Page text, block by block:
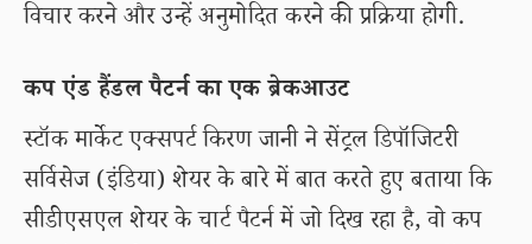
विचार करने और उन्हें अनुमोदित करने की प्रक्रिया होगी.
कप एंड हैंडल पैटर्न का एक ब्रेकआउट
स्टॉक मार्केट एक्सपर्ट किरण जानी ने सेंट्रल डिपॉजिटरी
सर्विसेज (इंडिया) शेयर के बारे में बात करते हुए बताया कि
सीडीएसएल शेयर के चार्ट पैटर्न में जो दिख रहा है, वो कप